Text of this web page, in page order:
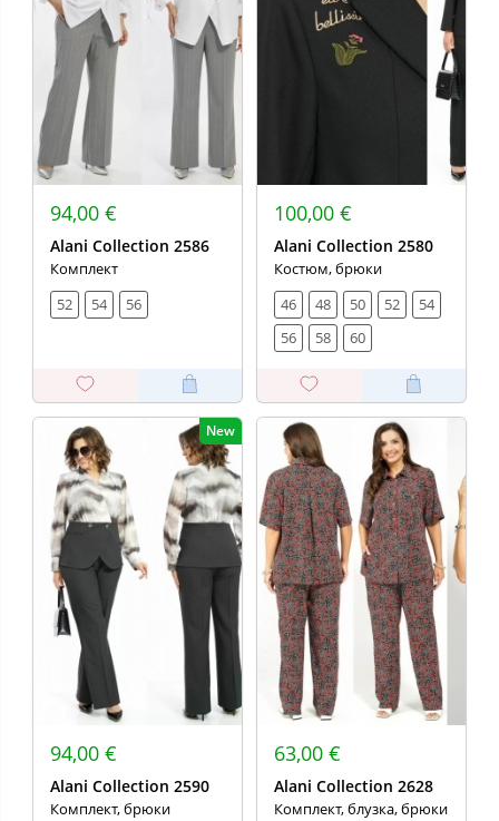
94,00 €
Alani Collection 2586
Комплект
52
54 56
100,00 €
Alani Collection 2580
Костюм, брюки
46
48 50 52
54
56
58 60
New
94,00 €
Alani Collection 2590
Комплект, брюки
63,00 €
Alani Collection 2628
Комплект, блузка, брюки